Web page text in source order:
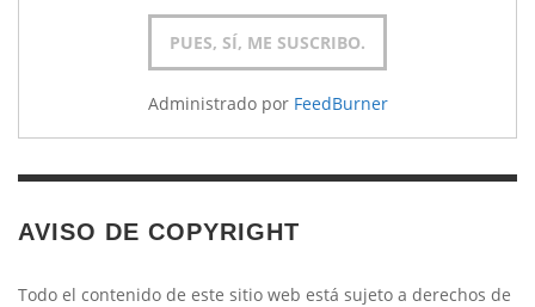
Administrado por FeedBurner
AVISO DE COPYRIGHT
Todo el contenido de este sitio web está sujeto a derechos de